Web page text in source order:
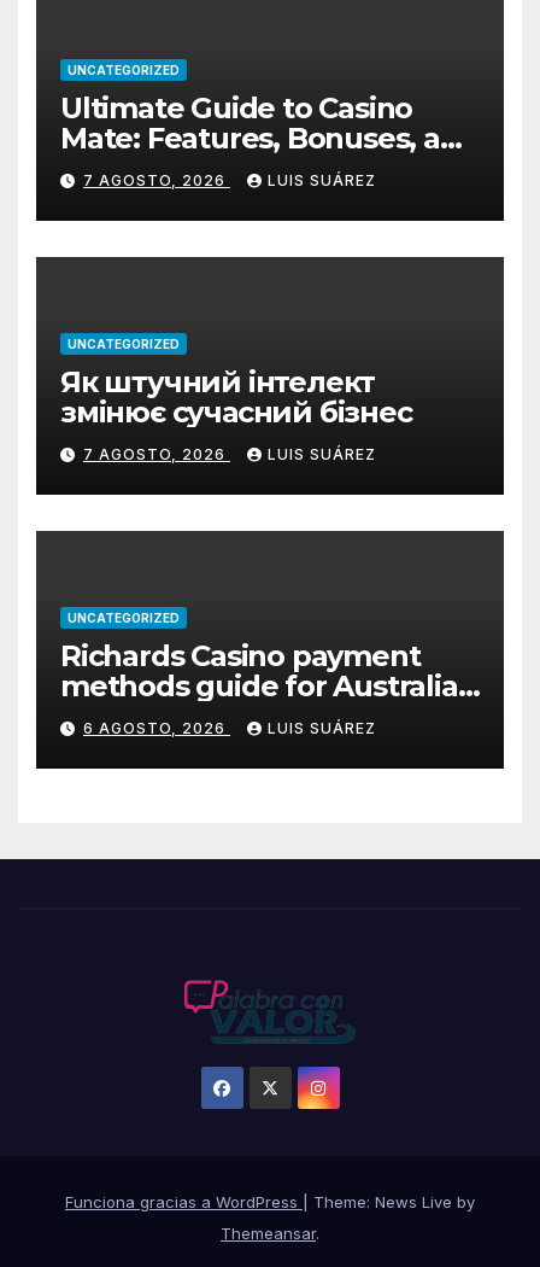
UNCATEGORIZED
Ultimate Guide to Casino
Mate: Features, Bonuses, and
How to Get Started
7 AGOSTO, 2026 LUIS SUÁREZ
UNCATEGORIZED
Як штучний інтелект
змінює сучасний бізнес
7 AGOSTO, 2026 LUIS SUÁREZ
UNCATEGORIZED
Richards Casino payment
methods guide for Australian
players
6 AGOSTO, 2026 LUIS SUÁREZ
Funciona gracias a WordPress
Theme: News Live by
Themeansar.